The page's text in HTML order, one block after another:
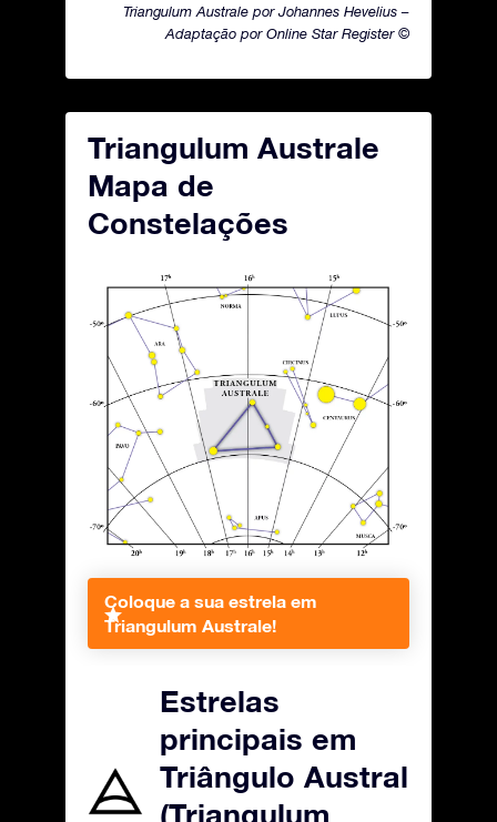
Triangulum Australe por Johannes Hevelius –
Adaptação por Online Star Register ©
Triangulum Australe
Mapa de
Constelações
Coloque a sua estrela em
Triangulum Australe!
Estrelas
principais em
Triângulo Austral
(Triangulum